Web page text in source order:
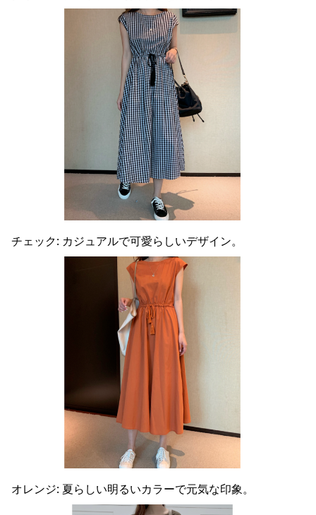
チェック: カジュアルで可愛らしいデザイン。
オレンジ: 夏らしい明るいカラーで元気な印象。